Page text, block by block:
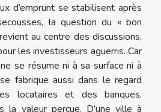
d’emprunt se stabilisent après
la question du « bon
au centre des discussions,
les investisseurs aguerris. Car
se résume ni à sa surface ni à
fabrique aussi dans le regard
locataires et des banques,
la valeur perçue. D’une ville à